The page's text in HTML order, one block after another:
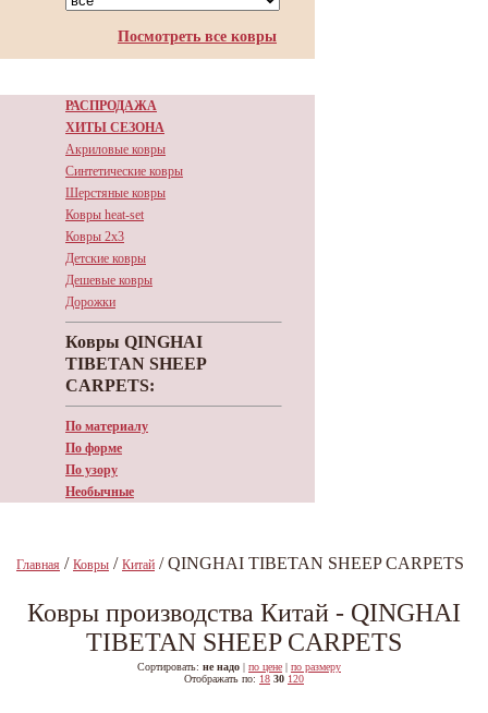
Посмотреть все ковры
РАСПРОДАЖА
ХИТЫ СЕЗОНА
Акриловые ковры
Синтетические ковры
Шерстяные ковры
Ковры heat-set
Ковры 2х3
Детские ковры
Дешевые ковры
Дорожки
Ковры QINGHAI
TIBETAN SHEEP
CARPETS:
По материалу
По форме
По узору
Необычные
Главная / Ковры / Китай / QINGHAI TIBETAN SHEEP CARPETS
Ковры производства Китай - QINGHAI
TIBETAN SHEEP CARPETS
Сортировать: не надо | по цене | по размеру
Отображать по: 18 30 120